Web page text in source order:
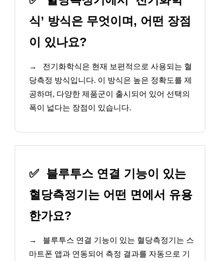
식’ 방식은 무엇이며, 어떤 장점
이 있나요?
→
전기화학식은 현재 보편적으로 사용되는 혈
당측정 방식입니다. 이 방식은 높은 정확도를 제
공하며, 다양한 제품군이 출시되어 있어 선택의
폭이 넓다는 장점이 있습니다.
✅ 블루투스 연결 기능이 있는
혈당측정기는 어떤 면에서 유용
한가요?
→
블루투스 연결 기능이 있는 혈당측정기는 스
마트폰 앱과 연동되어 측정 결과를 자동으로 기